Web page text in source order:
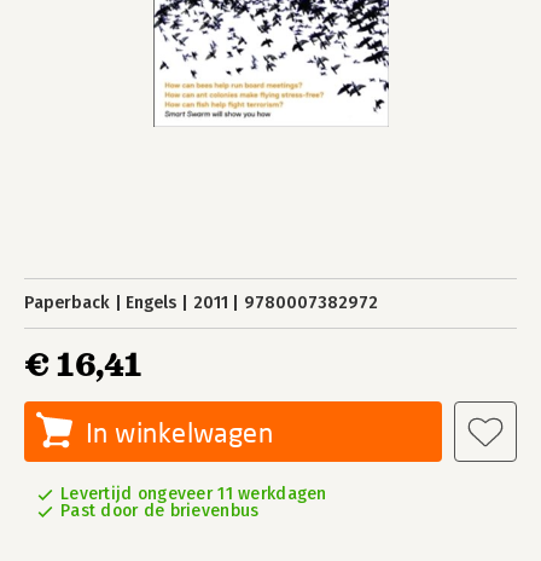
Paperback Engels 2011 9780007382972
€ 16,41
In winkelwagen
Levertijd ongeveer 11 werkdagen
Past door de brievenbus